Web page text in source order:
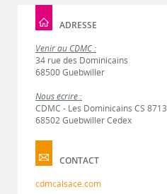
ADRESSE
Venir au CDMC :
34 rue des Dominicains
68500 Guebwiller
Nous écrire :
CDMC - Les Dominicains CS 8713
68502 Guebwiller Cedex
CONTACT
cdmcalsace.com